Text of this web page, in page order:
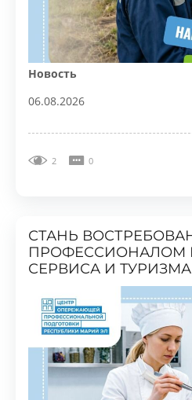
Новость
06.08.2026
2 0
СЕРВИСА И ТУРИЗМА!